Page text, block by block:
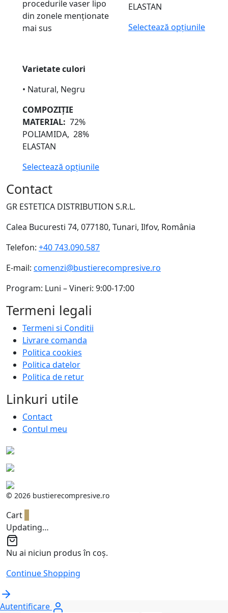
procedurile vaser lipo
din zonele menționate
mai sus
Varietate culori
• Natural, Negru
COMPOZIȚIE
MATERIAL: 72%
POLIAMIDA, 28%
ELASTAN
Selectează opțiunile
ELASTAN
Selectează opțiunile
Contact
GR ESTETICA DISTRIBUTION S.R.L.
Calea Bucuresti 74, 077180, Tunari, Ilfov, România
Telefon: +40 743.090.587
E-mail: comenzi@bustierecompresive.ro
Program: Luni – Vineri: 9:00-17:00
Termeni legali
Termeni si Conditii
Livrare comanda
Politica cookies
Politica datelor
Politica de retur
Linkuri utile
Contact
Contul meu
© 2026 bustierecompresive.ro
Cart
Updating…
Nu ai niciun produs în coș.
Continue Shopping
Autentificare